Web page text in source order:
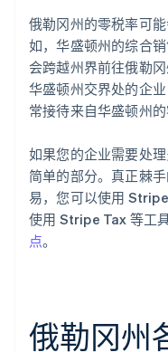
俄勒冈州的零税率可
如，华盛顿州的综合
会跨越州界前往俄勒
华盛顿州交界处的企
常接待来自华盛顿州的
如果您的企业需要处
简单的部分。真正棘
易，您可以使用
使用 Stripe Tax 等工
点。
俄勒冈州